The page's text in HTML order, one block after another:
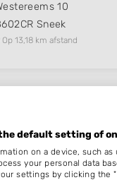
10
Sneek
Op 13,18 km afstand
491
Leeuwarden
Op 13,52 km afstand
default setting of
on a device, such
your personal data
settings by clicking